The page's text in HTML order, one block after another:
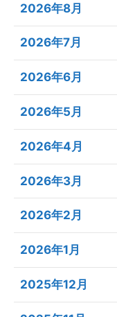
2026年8月
2026年7月
2026年6月
2026年5月
2026年4月
2026年3月
2026年2月
2026年1月
2025年12月